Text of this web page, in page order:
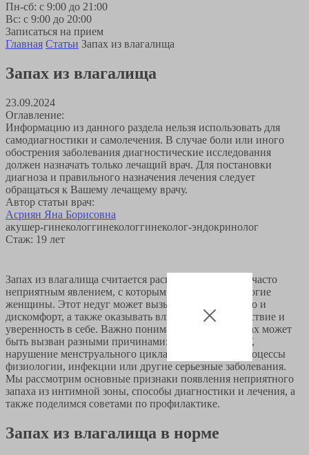
Пн-сб: с 9:00 до 21:00
Вс: с 9:00 до 20:00
Записаться на прием
Главная Статьи Запах из влагалища
Запах из влагалища
23.09.2024
Оглавление:
Информацию из данного раздела нельзя использовать для
самодиагностики и самолечения. В случае боли или иного
обострения заболевания диагностические исследования
должен назначать только лечащий врач. Для постановки
диагноза и правильного назначения лечения следует
обращаться к Вашему лечащему врачу.
Автор статьи врач:
Асриян Яна Борисовна
акушер-гинекологгинекологгинеколог-эндокринолог
Стаж: 19 лет
Запах из влагалища считается распространенным и часто
неприятным явлением, с которым сталкиваются многие
женщины. Этот недуг может вызывать беспокойство и
дискомфорт, а также оказывать влияние на самочувствие и
уверенность в себе. Важно понимать, что такой запах может
быть вызван разными причинами: проблемы с ЖКТ,
нарушение менструального цикла, естественные процессы
физиологии, инфекции или другие серьезные заболевания.
Мы рассмотрим основные признаки появления неприятного
запаха из интимной зоны, способы диагностики и лечения, а
также поделимся советами по профилактике.
Запах из влагалища в норме